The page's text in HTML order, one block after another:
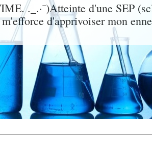
._.·¯)Atteinte d'une SEP
d'apprivoiser mon